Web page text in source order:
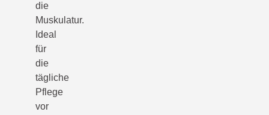
die
Muskulatur.
Ideal
für
die
tägliche
Pflege
vor